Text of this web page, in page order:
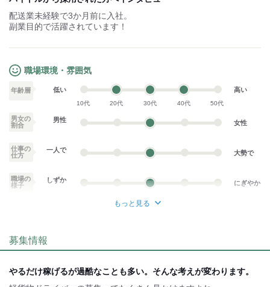
配送業未経験で3か月前に入社。
副業目的で活躍されています！
職場環境・雰囲気
年齢層 低い
10代 20代 30代 40代 50代
高い
男女の
割合
男性 女性
仕事の
仕方
一人で 大勢で
職場の
様子
しずか にぎやか
個性が生かせる
デスクワーク 立ち仕事
もっと見る
募集情報
やるだけ稼げるが過酷なことも多い。そんな考えが変わります。